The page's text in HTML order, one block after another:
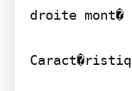
droite mont�